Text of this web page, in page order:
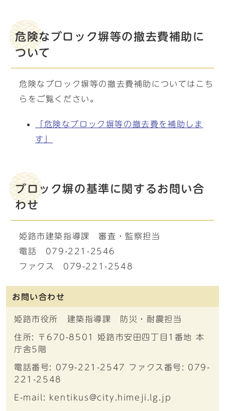
危険なブロック塀等の撤去費補助に
ついて
危険なブロック塀等の撤去費補助についてはこち
らをご覧ください。
「危険なブロック塀等の撤去費を補助しま
す」
ブロック塀の基準に関するお問い合
わせ
姫路市建築指導課 審査・監察担当
電話 079-221-2546
ファクス 079-221-2548
お問い合わせ
姫路市役所 建築指導課 防災・耐震担当
住所: 〒670-8501 姫路市安田四丁目1番地 本
庁舎5階
電話番号: 079-221-2547 ファクス番号: 079-
221-2548
E-mail: kentikus@city.himeji.lg.jp